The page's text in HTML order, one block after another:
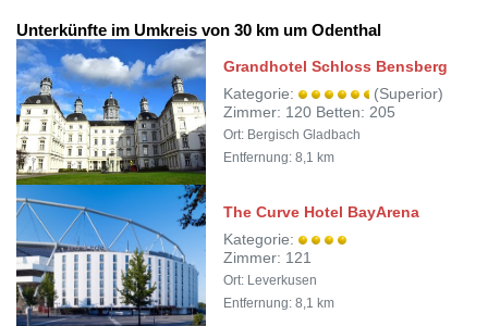
Unterkünfte im Umkreis von 30 km um Odenthal
Grandhotel Schloss Bensberg
Kategorie:
(Superior)
Zimmer: 120 Betten: 205
Ort: Bergisch Gladbach
Entfernung: 8,1 km
The Curve Hotel BayArena
Kategorie:
Zimmer: 121
Ort: Leverkusen
Entfernung: 8,1 km